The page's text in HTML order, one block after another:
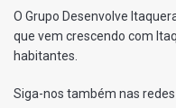
O Grupo Desenvolve
que vem crescendo com
habitantes.
Siga-nos também nas redes